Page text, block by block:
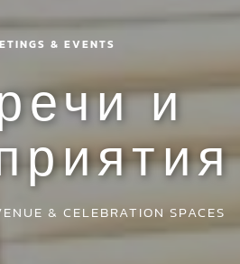
& EVENTS
и
& CELEBRATION SPACES